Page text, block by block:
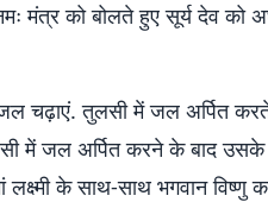
मंत्र को बोलते हुए सूर्य देव को
चढ़ाएं. तुलसी में जल अर्पित
में जल अर्पित करने के बाद उसके
के साथ-साथ भगवान विष्णु